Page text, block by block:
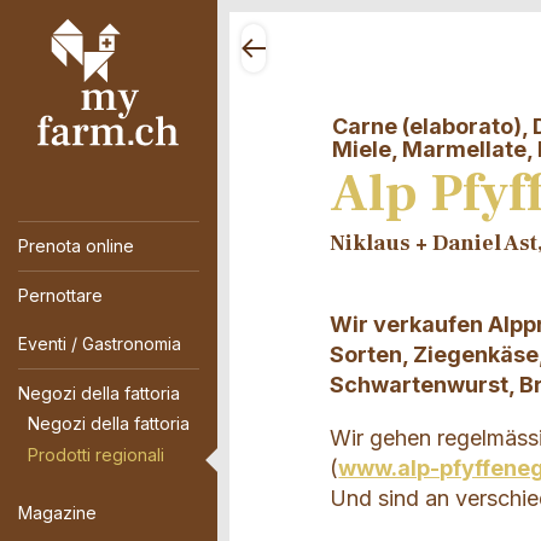
Prenota online
Pernottare
Eventi / Gastronomia
Negozi della fattoria
Negozi della fattoria
Prodotti regionali
Magazine
Carne (elaborato),
Miele,
Alp
Niklaus + Daniel
Wir verkaufen
Sorten,
Schwartenwurst,
Wir gehen
(www.alp-
Und sind an